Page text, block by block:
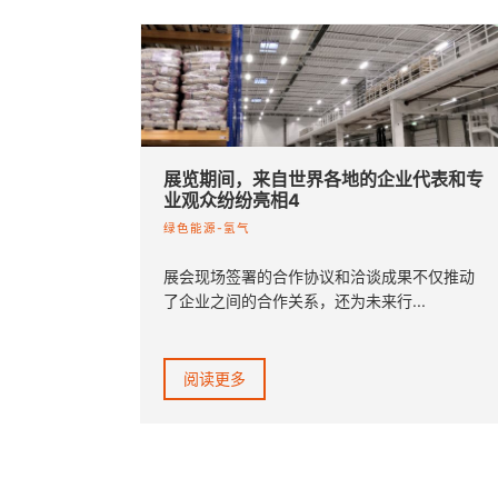
展览期间，来自世界各地的企业代表和专
业观众纷纷亮相4
绿色能源-氢气
展会现场签署的合作协议和洽谈成果不仅推动
了企业之间的合作关系，还为未来行...
阅读更多